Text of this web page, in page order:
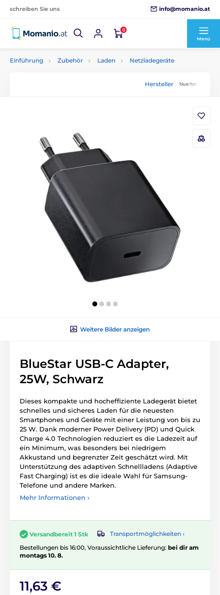
schreiben Sie uns info@momanio.at
0
Menü
Einführung Zubehör Laden Netzladegeräte
Hersteller
Weitere Bilder anzeigen
BlueStar USB-C Adapter,
25W, Schwarz
Dieses kompakte und hocheffiziente Ladegerät bietet
schnelles und sicheres Laden für die neuesten
Smartphones und Geräte mit einer Leistung von bis zu
25 W. Dank moderner Power Delivery (PD) und Quick
Charge 4.0 Technologien reduziert es die Ladezeit auf
ein Minimum, was besonders bei niedrigem
Akkustand und begrenzter Zeit geschätzt wird. Mit
Unterstützung des adaptiven Schnellladens (Adaptive
Fast Charging) ist es die ideale Wahl für Samsung-
Telefone und andere Marken.
Mehr Informationen ›
Versandbereit 1 Stk
Transportmöglichkeiten ›
Bestellungen bis 16:00, Voraussichtliche Lieferung: bei dir am
montags 10. 8.
11,63 €